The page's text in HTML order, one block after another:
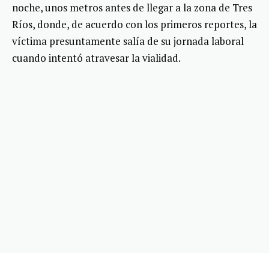
noche, unos metros antes de llegar a la zona de Tres
Ríos, donde, de acuerdo con los primeros reportes, la
víctima presuntamente salía de su jornada laboral
cuando intentó atravesar la vialidad.